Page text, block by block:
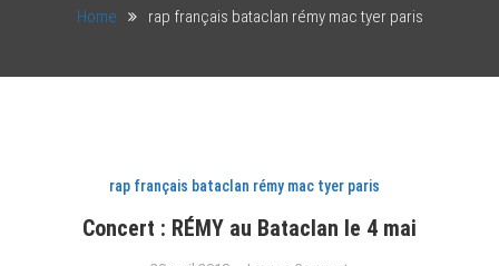
Home rap français bataclan rémy mac tyer paris
rap français bataclan rémy mac tyer paris
Concert : RÉMY au Bataclan le 4 mai